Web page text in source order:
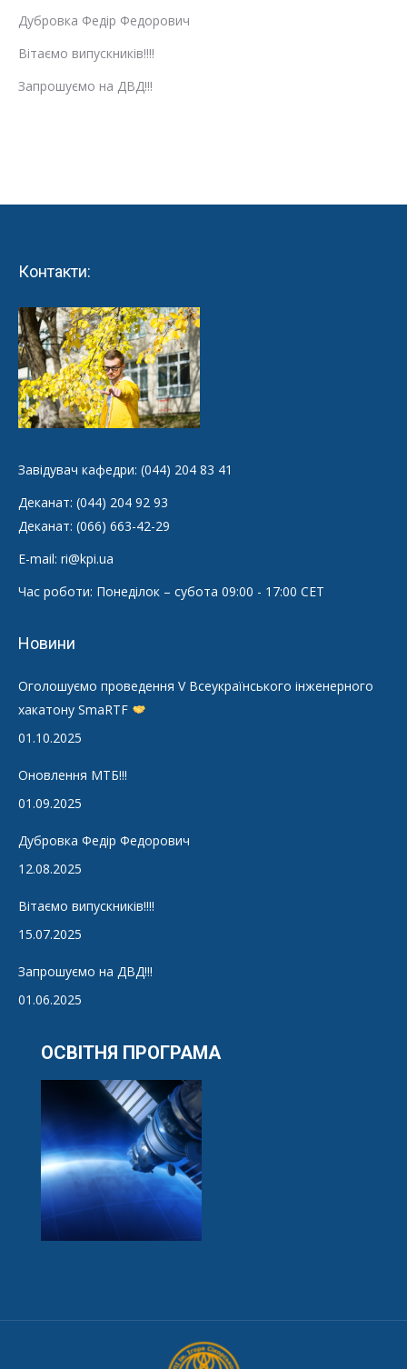
Дубровка Федір Федорович
Вітаємо випускників!!!!
Запрошуємо на ДВД!!!
Контакти:
Завідувач кафедри: (044) 204 83 41
Деканат: (044) 204 92 93
Деканат: (066) 663-42-29
E-mail: ri@kpi.ua
Час роботи: Понеділок – субота 09:00 - 17:00 CET
Новини
Оголошуємо проведення V Всеукраїнського інженерного
хакатону SmaRTF
01.10.2025
Оновлення МТБ!!!
01.09.2025
Дубровка Федір Федорович
12.08.2025
Вітаємо випускників!!!!
15.07.2025
Запрошуємо на ДВД!!!
01.06.2025
ОСВІТНЯ ПРОГРАМА